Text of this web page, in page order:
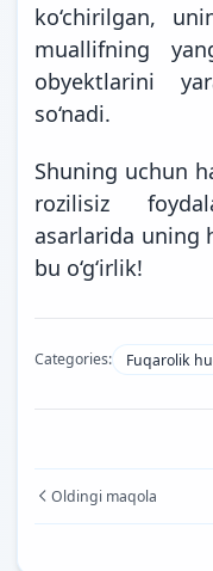
ko‘chirilgan,
muallifning
obyektlarini
so‘nadi.
Shuning uchun
rozilisiz
asarlarida uning
bu o‘g‘irlik!
Categories: Fuqarolik
Oldingi maqola